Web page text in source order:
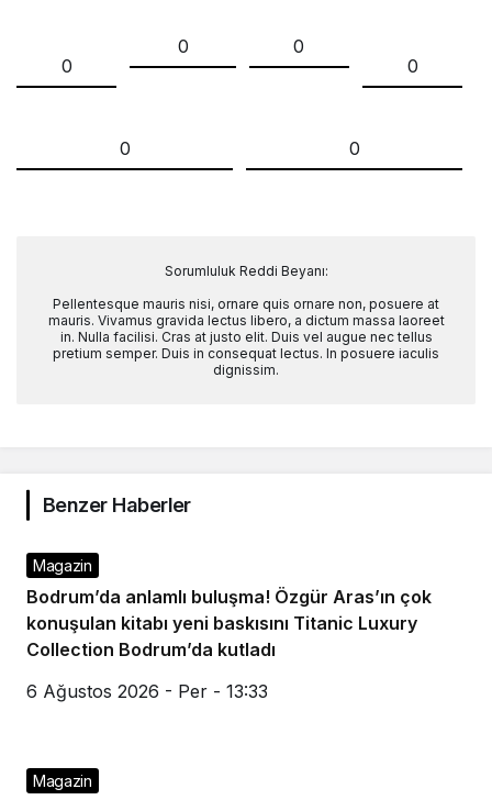
0
0
0
0
0 0
Sorumluluk Reddi Beyanı:
Pellentesque mauris nisi, ornare quis ornare non, posuere at
mauris. Vivamus gravida lectus libero, a dictum massa laoreet
in. Nulla facilisi. Cras at justo elit. Duis vel augue nec tellus
pretium semper. Duis in consequat lectus. In posuere iaculis
dignissim.
Benzer Haberler
Magazin
Bodrum’da anlamlı buluşma! Özgür Aras’ın çok
konuşulan kitabı yeni baskısını Titanic Luxury
Collection Bodrum’da kutladı
6 Ağustos 2026 - Per - 13:33
Magazin